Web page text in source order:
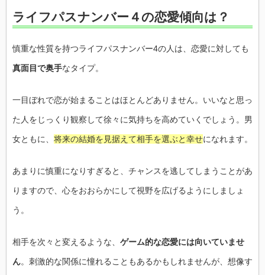
ライフパスナンバー４の恋愛傾向は？
慎重な性質を持つライフパスナンバー4の人は、恋愛に対しても
真面目で奥手なタイプ。
一目ぼれで恋が始まることはほとんどありません。いいなと思っ
た人をじっくり観察して徐々に気持ちを高めていくでしょう。男
女ともに、 将来の結婚を見据えて相手を選ぶと幸せになれます。
あまりに慎重になりすぎると、チャンスを逃してしまうことがあ
りますので、心をおおらかにして視野を広げるようにしましょ
う。
相手を次々と変えるような、 ゲーム的な恋愛には向いていませ
ん。刺激的な関係に憧れることもあるかもしれませんが、想像す